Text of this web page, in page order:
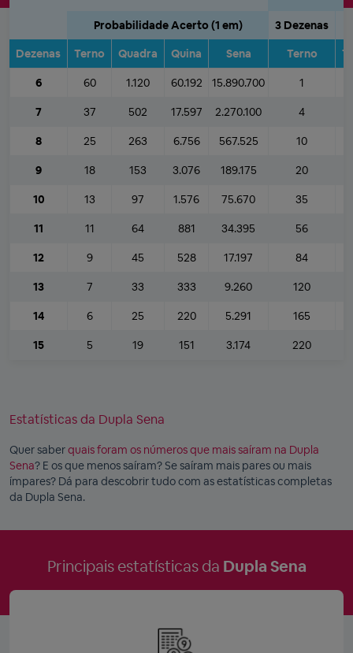
Probabilidade Acerto (1 em)
3 Dezenas
Dezenas
Terno Quadra Quina Sena Terno
6 60 1.120 60.192 15.890.700 1
7 37 502 17.597 2.270.100 4
8 25 263 6.756 567.525 10
9 18 153 3.076 189.175 20
10 13 97 1.576 75.670 35
11 11 64 881 34.395 56
12 9 45 528 17.197 84
13 7 33 333 9.260 120
14 6 25 220 5.291 165
15 5 19 151 3.174 220
Estatísticas da Dupla Sena
Quer saberquais foram os números que mais saíram na Dupla
Sena? E os que menos saíram? Se saíram mais pares ou mais
ímpares? Dá para descobrir tudo com as estatísticas completas
da Dupla Sena.
Principais estatísticas da Dupla Sena